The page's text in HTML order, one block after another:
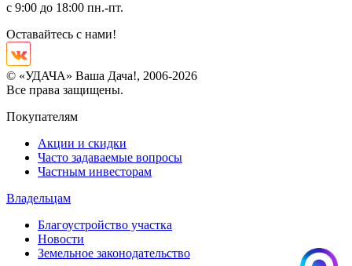
с 9:00 до 18:00 пн.-пт.
Оставайтесь с нами!
© «УДАЧА» Ваша Дача!, 2006-2026
Все права защищены.
Покупателям
Акции и скидки
Часто задаваемые вопросы
Частным инвесторам
Владельцам
Благоустройство участка
Новости
Земельное законодательство